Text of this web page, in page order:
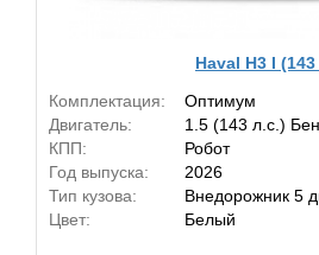
Haval H3 I
Комплектация:
Оптимум
Двигатель:
1.5 (143 л.с.)
КПП:
Робот
Год выпуска:
2026
Тип кузова:
Внедорожник 5
Цвет:
Белый